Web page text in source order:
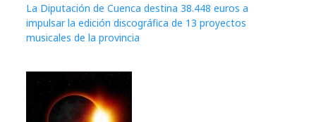
La Diputación de Cuenca destina 38.448 euros a
impulsar la edición discográfica de 13 proyectos
musicales de la provincia